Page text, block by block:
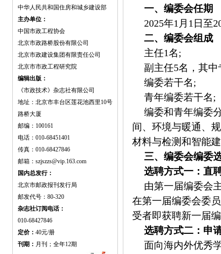
中华人民共和国住房和城乡建设部
主办单位：
中国市政工程协会
北京市政路桥股份有限公司
北京市政建设集团有限责任公司
北京市市政工程研究院
编辑出版：
《市政技术》杂志社有限公司
地址：北京市丰台区莲花池西里10号
路桥大厦
邮编：100161
电话：010-68451401
传真：010-68427846
邮箱：szjszzs@vip.163.com
国内总发行：
北京市邮政报刊发行局
邮发代号：80-320
杂志社订阅电话：
010-68427846
定价： 40元/册
刊期： 月刊；全年12期
一、编委会任期
2025年1月1日至
二、编委会组成
主任1名;
副主任5名，其
编委若干名;
青年编委若干名;
编委和青年编委
间、环境与暖通、
材料与检测和智能
三、编委会编委
选聘方式一：直
由第一届编委会
在第一届编委会委
受者即获聘新一届
选聘方式二：申
面向海内外优秀